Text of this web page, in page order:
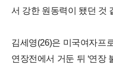
서 강한 원동력이 됐던 것
김세영(26)은 미국여자프
연장전에서 거둔 뒤 ‘연장